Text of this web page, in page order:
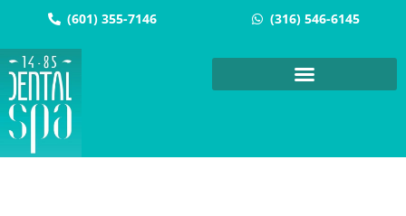
(601) 355-7146 (316) 546-6145